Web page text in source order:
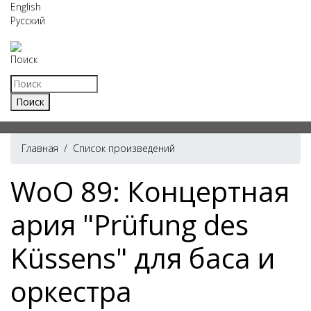
English
Русский
Поиск
Главная / Список произведений
WoO 89: Концертная
ария "Prüfung des
Küssens" для баса и
оркестра